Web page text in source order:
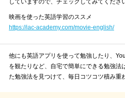
していますので、チェックしてみてくださ
映画を使った英語学習のススメ
https://iac-academy.com/movie-english/
他にも英語アプリを使って勉強したり、
を観たりなど、自宅で簡単にできる勉強法
た勉強法を見つけて、毎日コツコツ積み重